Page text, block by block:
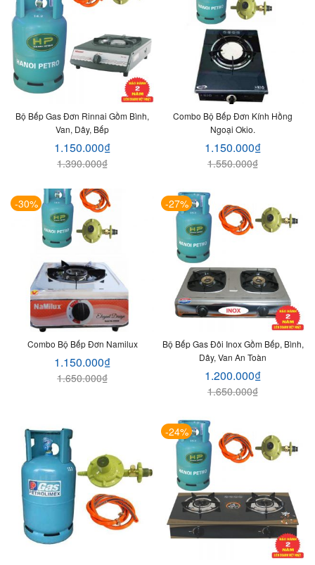
Bộ Bếp Gas Đơn Rinnai Gồm Bình,
Van, Dây, Bếp
1.390.000₫
1.150.000₫
Combo Bộ Bếp Đơn Kính Hồng
Ngoại Okio.
1.550.000₫
1.150.000₫
-30%
Combo Bộ Bếp Đơn Namilux
1.650.000₫
1.150.000₫
-27%
Bộ Bếp Gas Đôi Inox Gồm Bếp, Bình,
Dây, Van An Toàn
1.650.000₫
1.200.000₫
-24%